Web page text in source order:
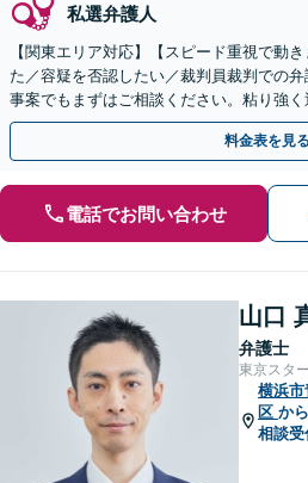
私選弁護人
【関東エリア対応】【スピード重視で動
た／容疑を否認したい／裁判員裁判での
事案でもまずはご相談ください。粘り強
い解決を目指します。刑事事件は迷わず
料金表を見る
電話でお問い合わせ
山口
弁護士
東京スタ
横浜市
区 か
相談受